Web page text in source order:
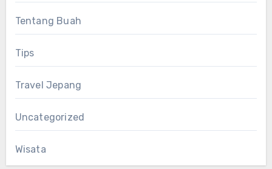
Tentang Buah
Tips
Travel Jepang
Uncategorized
Wisata